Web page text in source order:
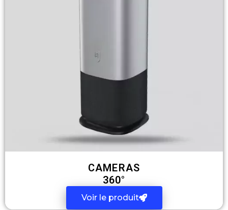
CAMERAS
360°
Voir le produit